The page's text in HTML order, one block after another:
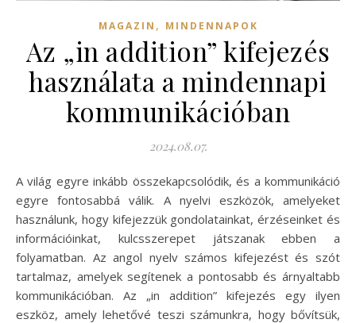
MAGAZIN , MINDENNAPOK
Az „in addition” kifejezés
használata a mindennapi
kommunikációban
2024.08.07.
A világ egyre inkább összekapcsolódik, és a kommunikáció
egyre fontosabbá válik. A nyelvi eszközök, amelyeket
használunk, hogy kifejezzük gondolatainkat, érzéseinket és
információinkat, kulcsszerepet játszanak ebben a
folyamatban. Az angol nyelv számos kifejezést és szót
tartalmaz, amelyek segítenek a pontosabb és árnyaltabb
kommunikációban. Az „in addition” kifejezés egy ilyen
eszköz, amely lehetővé teszi számunkra, hogy bővítsük,